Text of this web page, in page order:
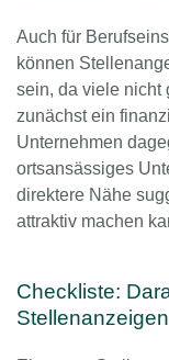
Auch für
können
sein, da viele nicht
zunächst ein
Unternehmen
ortsansässiges
direktere Nähe
attraktiv machen
Checkliste: